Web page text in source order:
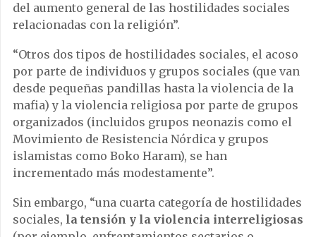
del aumento general de las hostilidades sociales
relacionadas con la religión”.
“Otros dos tipos de hostilidades sociales, el acoso
por parte de individuos y grupos sociales (que van
desde pequeñas pandillas hasta la violencia de la
mafia) y la violencia religiosa por parte de grupos
organizados (incluidos grupos neonazis como el
Movimiento de Resistencia Nórdica y grupos
islamistas como Boko Haram), se han
incrementado más modestamente”.
Sin embargo, “una cuarta categoría de hostilidades
sociales, la tensión y la violencia interreligiosas